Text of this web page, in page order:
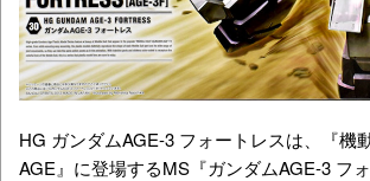
HG ガンダムAGE-3 フォートレスは、『機
AGE』に登場するMS『ガンダムAGE-3 フ